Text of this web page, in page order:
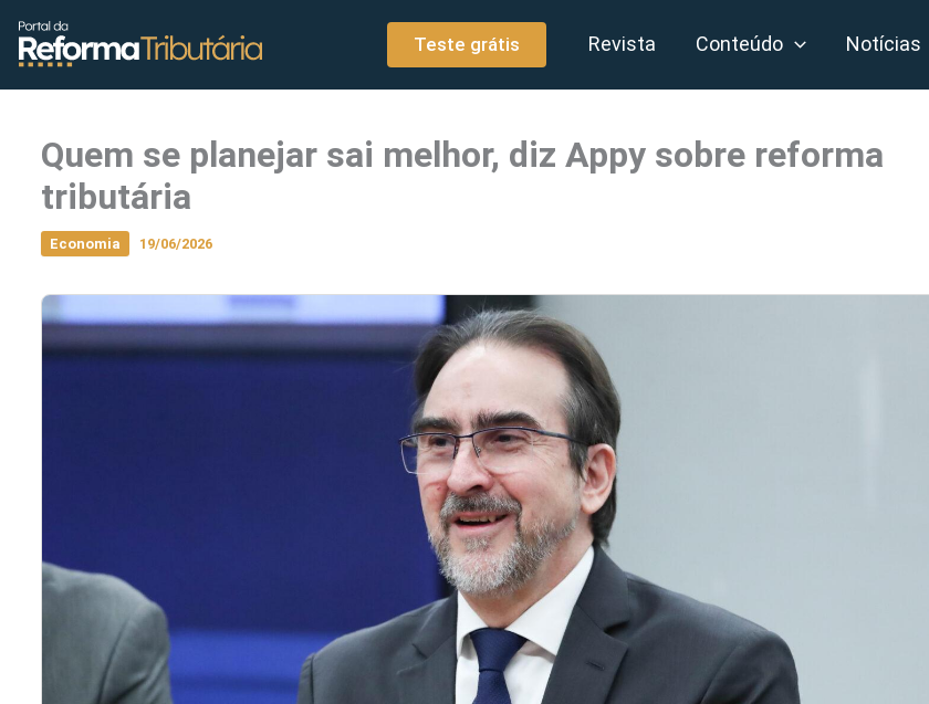
conteúdo
Teste grátis Revista Conteúdo Notícias
Quem se planejar sai melhor, diz Appy sobre reforma
tributária
Economia 19/06/2026